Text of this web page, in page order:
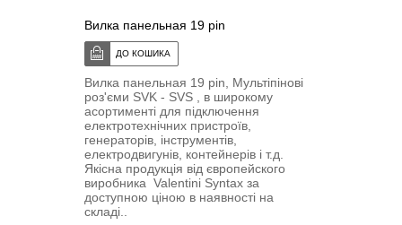
Вилка панельная 19 pin
Вилка панельная 19 pin, Мультіпіновi
роз'єми SVK - SVS , в широкому
асортименті для підключення
електротехнічних пристроїв,
генераторів, інструментів,
електродвигунів, контейнерів і т.д.
Якісна продукція від європейского
виробника Valentini Syntax за
доступною ціною в наявності на
складі..